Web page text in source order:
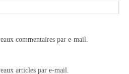
commentaires par e-mail.
articles par e-mail.